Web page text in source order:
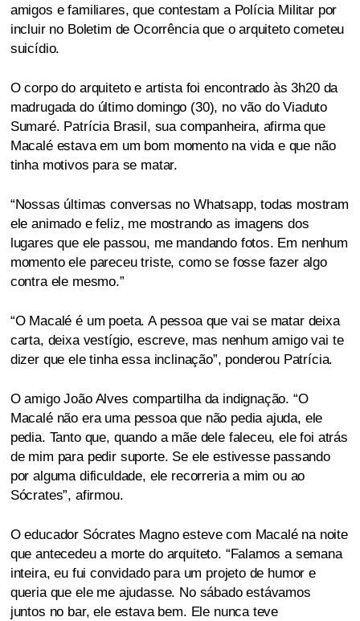
amigos e familiares, que contestam a Polícia Militar por
incluir no Boletim de Ocorrência que o arquiteto cometeu
suicídio.
O corpo do arquiteto e artista foi encontrado às 3h20 da
madrugada do último domingo (30), no vão do Viaduto
Sumaré. Patrícia Brasil, sua companheira, afirma que
Macalé estava em um bom momento na vida e que não
tinha motivos para se matar.
“Nossas últimas conversas no Whatsapp, todas mostram
ele animado e feliz, me mostrando as imagens dos
lugares que ele passou, me mandando fotos. Em nenhum
momento ele pareceu triste, como se fosse fazer algo
contra ele mesmo.”
“O Macalé é um poeta. A pessoa que vai se matar deixa
carta, deixa vestígio, escreve, mas nenhum amigo vai te
dizer que ele tinha essa inclinação”, ponderou Patrícia.
O amigo João Alves compartilha da indignação. “O
Macalé não era uma pessoa que não pedia ajuda, ele
pedia. Tanto que, quando a mãe dele faleceu, ele foi atrás
de mim para pedir suporte. Se ele estivesse passando
por alguma dificuldade, ele recorreria a mim ou ao
Sócrates”, afirmou.
O educador Sócrates Magno esteve com Macalé na noite
que antecedeu a morte do arquiteto. “Falamos a semana
inteira, eu fui convidado para um projeto de humor e
queria que ele me ajudasse. No sábado estávamos
juntos no bar, ele estava bem. Ele nunca teve